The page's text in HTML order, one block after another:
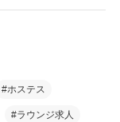
#ホステス
#ラウンジ求人